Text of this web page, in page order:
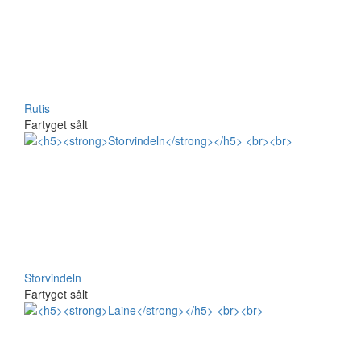
Rutis
Fartyget sålt
Storvindeln
Fartyget sålt